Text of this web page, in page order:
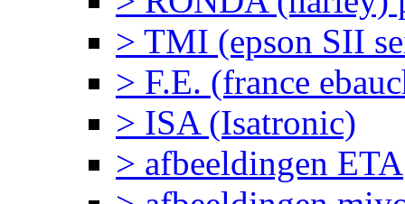
> TMI (epson SII
> F.E. (france
> ISA (Isatronic)
> afbeeldingen ETA